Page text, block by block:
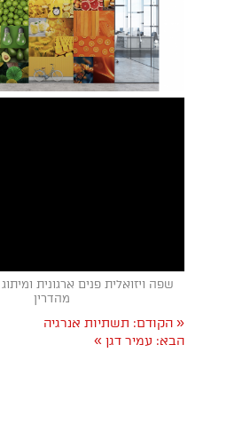
שפה ויזואלית פנים ארגונית
מהדרין
« הקודם: תשתיות אנרגיה
הבא: עמיר דגן »